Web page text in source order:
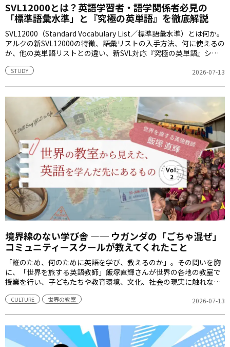
SVL12000とは？英語学習者・語学関係者必見の
「標準語彙水準」と『究極の英単語』を徹底解説
SVL12000（Standard Vocabulary List／標準語彙水準）とは何か。
アルクの新SVL12000の特徴、語彙リストの入手方法、何に使えるの
か、他の英単語リストとの違い、新SVL対応『究極の英単語』シリ
STUDY 2026-07-13
境界線のない学び舎 ―─ ウガンダの「ごちゃ混ぜ」
コミュニティースクールが教えてくれたこと
「誰のため、何のために英語を学び、教えるのか」。その問いを胸
に、「世界を旅する英語教師」飯塚直輝さんが世界の各地の教室で
授業を行い、子どもたちや教育環境、文化、社会の現実に触れなが
CULTURE 世界の教室 2026-07-13